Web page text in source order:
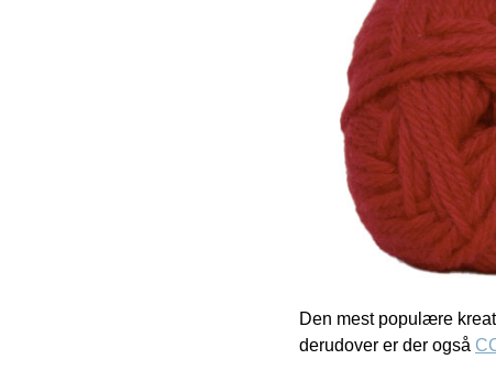
Den mest populære
derudover er der også